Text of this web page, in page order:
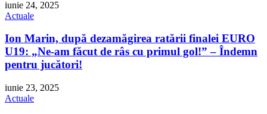
iunie 24, 2025
Actuale
Ion Marin, după dezamăgirea ratării finalei EURO
U19: „Ne-am făcut de râs cu primul gol!” – Îndemn
pentru jucători!
iunie 23, 2025
Actuale